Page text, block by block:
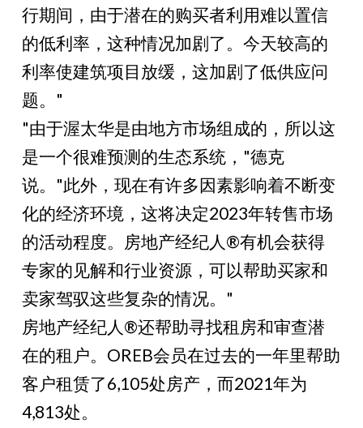
行期间，由于潜在的购买者利用难以置信
的低利率，这种情况加剧了。今天较高的
利率使建筑项目放缓，这加剧了低供应问
题。"
"由于渥太华是由地方市场组成的，所以这
是一个很难预测的生态系统，"德克
说。"此外，现在有许多因素影响着不断变
化的经济环境，这将决定2023年转售市场
的活动程度。房地产经纪人®有机会获得
专家的见解和行业资源，可以帮助买家和
卖家驾驭这些复杂的情况。"
房地产经纪人®还帮助寻找租房和审查潜
在的租户。OREB会员在过去的一年里帮助
客户租赁了6,105处房产，而2021年为
4,813处。